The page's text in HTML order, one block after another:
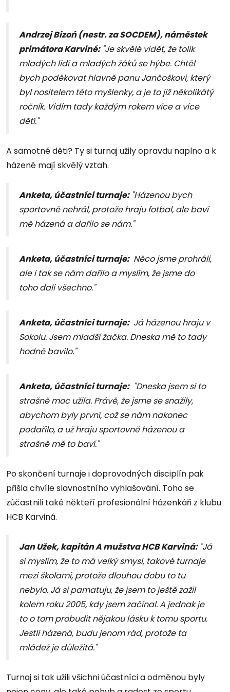
Andrzej Bizoń (nestr. za SOCDEM), náměstek
primátora Karviné:"Je skvělé vidět, že tolik
mladých lidí a mladých žáků se hýbe. Chtěl
bych poděkovat hlavně panu Jančoškovi, který
byl nositelem této myšlenky, a je to již několikátý
ročník. Vidím tady každým rokem více a více
dětí."
A samotné děti? Ty si turnaj užily opravdu naplno a k
házené mají skvělý vztah.
Anketa, účastníci turnaje:"Házenou bych
sportovně nehrál, protože hraju fotbal, ale baví
mě házená a dařilo se nám."
Anketa, účastníci turnaje:Něco jsme prohráli,
ale i tak se nám dařilo a myslím, že jsme do
toho dali všechno."
Anketa, účastníci turnaje:Já házenou hraju v
Sokolu. Jsem mladší žačka. Dneska mě to tady
hodně bavilo."
Anketa, účastníci turnaje:"Dneska jsem si to
strašně moc užila. Právě, že jsme se snažily,
abychom byly první, což se nám nakonec
podařilo, a už hraju sportovně házenou a
strašně mě to baví."
Po skončení turnaje i doprovodných disciplín pak
přišla chvíle slavnostního vyhlašování. Toho se
zúčastnili také někteří profesionální házenkáři z klubu
HCB Karviná.
Jan Užek, kapitán A mužstva HCB Karviná:"Já
si myslím, že to má velký smysl, takové turnaje
mezi školami, protože dlouhou dobu to tu
nebylo. Já si pamatuju, že jsem to ještě zažil
kolem roku 2005, kdy jsem začínal. A jednak je
to o tom probudit nějakou lásku k tomu sportu.
Jestli házená, budu jenom rád, protože ta
mládež je důležitá."
Turnaj si tak užili všichni účastníci a odměnou byly